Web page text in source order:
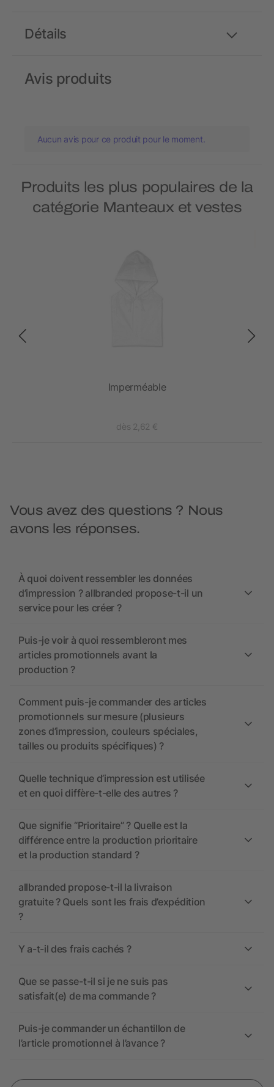
Détails
Avis produits
Aucun avis pour ce produit pour le moment.
Produits les plus populaires de la
catégorie Manteaux et vestes
Imperméable
dès 2,62 €
Vous avez des questions ? Nous
avons les réponses.
À quoi doivent ressembler les données
d’impression ? allbranded propose-t-il un
service pour les créer ?
Puis-je voir à quoi ressembleront mes
articles promotionnels avant la
production ?
Comment puis-je commander des articles
promotionnels sur mesure (plusieurs
zones d’impression, couleurs spéciales,
tailles ou produits spécifiques) ?
Quelle technique d’impression est utilisée
et en quoi diffère-t-elle des autres ?
Que signifie “Prioritaire” ? Quelle est la
différence entre la production prioritaire
et la production standard ?
allbranded propose-t-il la livraison
gratuite ? Quels sont les frais d’expédition
?
Y a-t-il des frais cachés ?
Que se passe-t-il si je ne suis pas
satisfait(e) de ma commande ?
Puis-je commander un échantillon de
l’article promotionnel à l’avance ?